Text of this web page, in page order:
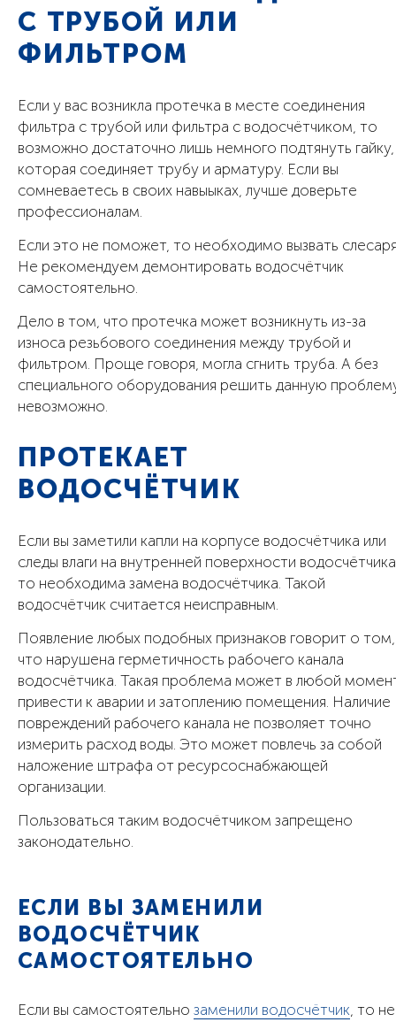
С ТРУБОЙ ИЛИ
ФИЛЬТРОМ
Если у вас возникла протечка в месте соединения
фильтра с трубой или фильтра с водосчётчиком, то
возможно достаточно лишь немного подтянуть гайку,
которая соединяет трубу и арматуру. Если вы
сомневаетесь в своих навыыках, лучше доверьте
профессионалам.
Если это не поможет, то необходимо вызвать
Не рекомендуем демонтировать водосчётчик
самостоятельно.
Дело в том, что протечка может возникнуть из-за
износа резьбового соединения между трубой и
фильтром. Проще говоря, могла сгнить труба. А без
специального оборудования решить данную
невозможно.
ПРОТЕКАЕТ
ВОДОСЧЁТЧИК
Если вы заметили капли на корпусе водосчётчика или
следы влаги на внутренней поверхности
то необходима замена водосчётчика. Такой
водосчётчик считается неисправным.
Появление любых подобных признаков говорит о том,
что нарушена герметичность рабочего канала
водосчётчика. Такая проблема может в любой
привести к аварии и затоплению помещения. Наличие
повреждений рабочего канала не позволяет точно
измерить расход воды. Это может повлечь за собой
наложение штрафа от ресурсоснабжающей
организации.
Пользоваться таким водосчётчиком запрещено
законодательно.
ЕСЛИ ВЫ ЗАМЕНИЛИ
ВОДОСЧЁТЧИК
САМОСТОЯТЕЛЬНО
Если вы самостоятельно заменили водосчётчик, то не